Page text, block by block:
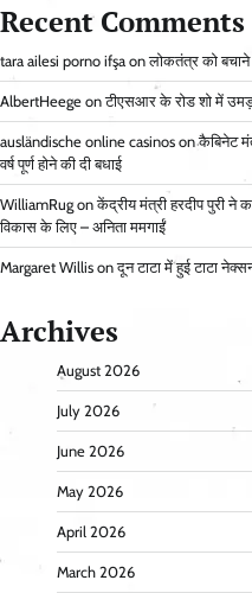
Recent Comments
tara ailesi porno ifşa onलोकतंत्र को
AlbertHeege onटीएसआर के रोड शो में
ausländische online casinos onकैबिनेट
वर्ष पूर्ण होने की दी बधाई
WilliamRug onकेंद्रीय मंत्री हरदीप पुरी ने
विकास के लिए – अनिता ममगाईं
Margaret Willis onदून टाटा में हुई टाटा
Archives
August 2026
July 2026
June 2026
May 2026
April 2026
March 2026